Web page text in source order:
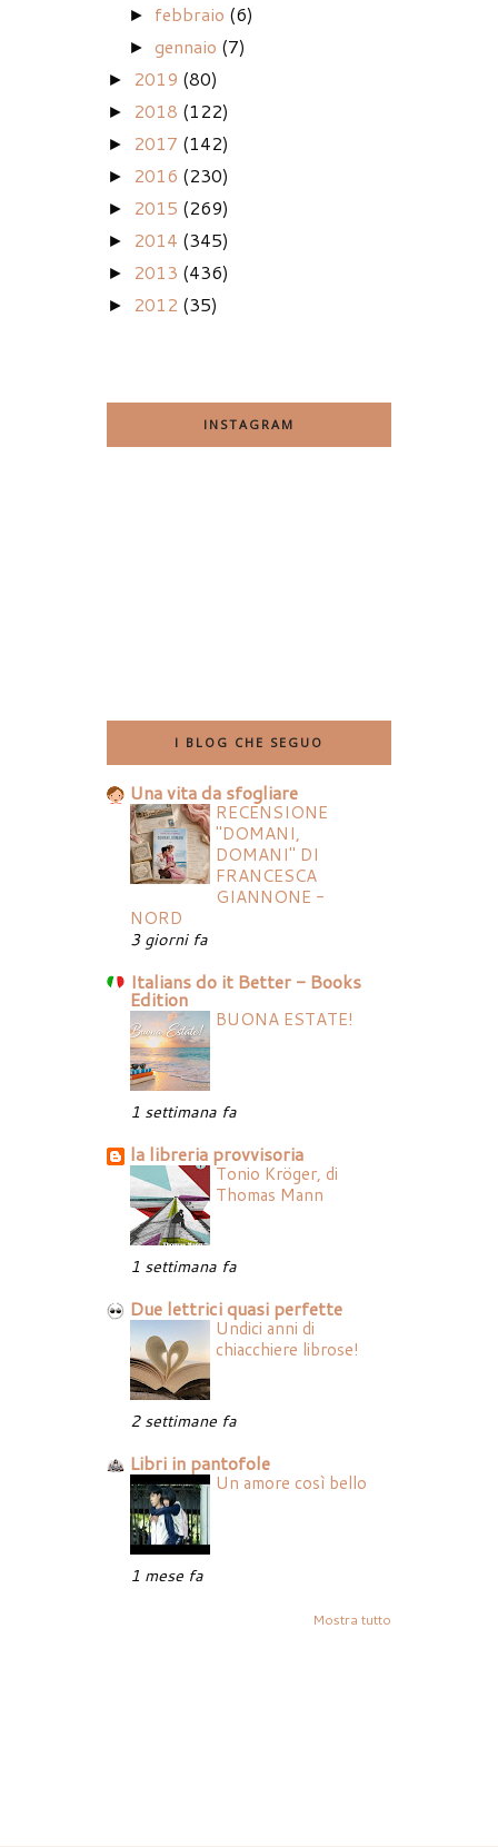
► febbraio (6)
►gennaio (7)
► 2019 (80)
► 2018 (122)
► 2017 (142)
► 2016 (230)
► 2015 (269)
► 2014 (345)
► 2013 (436)
► 2012 (35)
INSTAGRAM
I BLOG CHE SEGUO
Una vita da sfogliare
RECENSIONE
"DOMANI,
DOMANI" DI
FRANCESCA
GIANNONE -
NORD
3 giorni fa
Italians do it Better - Books
Edition
BUONA ESTATE!
1 settimana fa
la libreria provvisoria
Tonio Kröger, di
Thomas Mann
1 settimana fa
Due lettrici quasi perfette
Undici anni di
chiacchiere librose!
2 settimane fa
Libri in pantofole
Un amore così bello
1 mese fa
Mostra tutto